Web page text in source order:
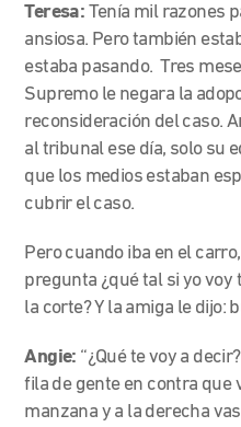
Teresa: Tenía mil razones
ansiosa. Pero también
estaba pasando. Tres
Supremo le negara la
reconsideración del caso.
al tribunal ese día, solo su
que los medios estaban
cubrir el caso.
Pero cuando iba en el
pregunta ¿qué tal si yo voy
la corte? Y la amiga le dijo:
Angie: “¿Qué te voy a
fila de gente en contra que
manzana y a la derecha